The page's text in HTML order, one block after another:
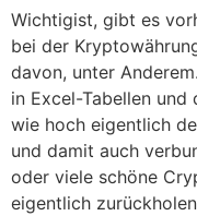
Wichtigist, gibt es
bei der
davon, unter
in Excel-Tabellen
wie hoch eigentlich
und damit auch
oder viele schöne
eigentlich